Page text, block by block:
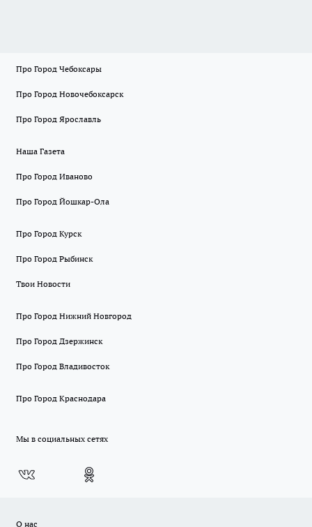
Про Город Чебоксары
Про Город Новочебоксарск
Про Город Ярославль
Наша Газета
Про Город Иваново
Про Город Йошкар-Ола
Про Город Курск
Про Город Рыбинск
Твои Новости
Про Город Нижний Новгород
Про Город Дзержинск
Про Город Владивосток
Про Город Краснодара
Мы в социальных сетях
О нас